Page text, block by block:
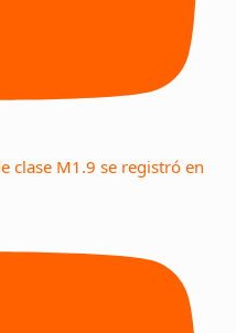
clase M1.9 se registró en